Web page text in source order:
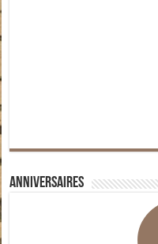
Anniversaires